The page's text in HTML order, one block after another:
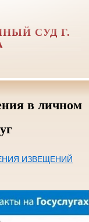
СУД Г.
в личном
ИЗВЕЩЕНИЙ